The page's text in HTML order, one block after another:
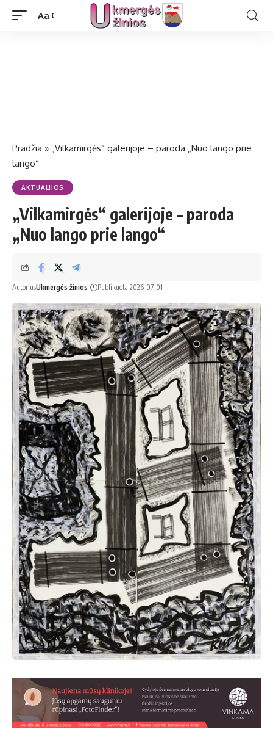
Aa
Pradžia » „Vilkamirgės“ galerijoje – paroda „Nuo lango prie
lango“
AKTUALIJOS
„Vilkamirgės“ galerijoje – paroda
„Nuo lango prie lango“
AutoriusUkmergės žinios Publikuota 2026-07-01